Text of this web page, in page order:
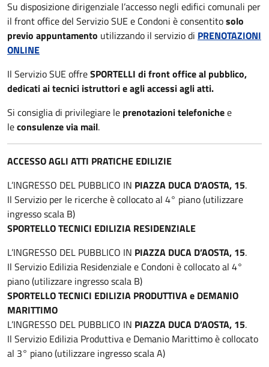
Su disposizione dirigenziale l’accesso negli edifici comunali per
il front office del Servizio SUE e Condoni è consentitosolo
previo appuntamento utilizzando il servizio di PRENOTAZIONI
ONLINE
Il Servizio SUE offreSPORTELLI difront office al pubblico,
dedicati ai tecnici istruttori e agli accessi agli atti.
Si consiglia di privilegiare le prenotazioni telefonichee
leconsulenze via mail.
ACCESSO AGLI ATTI PRATICHE EDILIZIE
L’INGRESSO DEL PUBBLICO IN PIAZZA DUCA D’AOSTA, 15.
Il Servizio per le ricerche è collocato al 4° piano (utilizzare
ingresso scala B)
SPORTELLO TECNICI EDILIZIA RESIDENZIALE
L’INGRESSO DEL PUBBLICO IN PIAZZA DUCA D’AOSTA, 15.
Il Servizio Edilizia Residenziale e Condoni è collocato al 4°
piano (utilizzare ingresso scala B)
SPORTELLO TECNICI EDILIZIA PRODUTTIVA e DEMANIO
MARITTIMO
L’INGRESSO DEL PUBBLICO IN PIAZZA DUCA D’AOSTA, 15.
Il Servizio Edilizia Produttiva e Demanio Marittimo è collocato
al 3° piano (utilizzare ingresso scala A)